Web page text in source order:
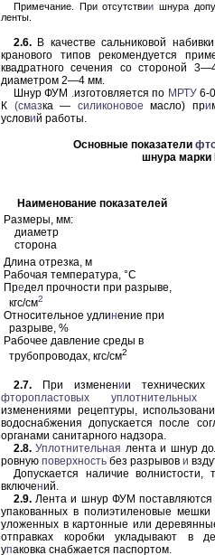
Примечание. При отсутствии шнура
ленты.
2.6. В качестве сальниковой
кранового типов рекомендуется
квадратного сечения со стороной
диаметром 2—4 мм.
Шнур ФУМ .изготовляется по МРТУ6-
К (смазка — силиконовое масло) при
условий работы.
Основные показатели
шнура марки
Наименование показателей
Размеры, мм:
диаметр
сторона
Длина отрезка, м
Рабочая температура, °С
Предел прочности при разрыве,
кгс/см2
Относительное удлинение при
разрыве, %
Рабочее давление среды в
трубопроводах, кгс/см2
2.7. При изменении технических
фторопластовых
уплотнительных
изменениями рецептуры,
водоснабжения допускается после
органами санитарного надзора.
2.8. Уплотнительная лента и шнур
ровную поверхность без разрывов и
Допускается наличие
включений.
2.9. Лента и шнур ФУМ
упакованных в полиэтиленовые
уложенных в картонные или
отправках коробки укладывают в
упаковка снабжается паспортом.